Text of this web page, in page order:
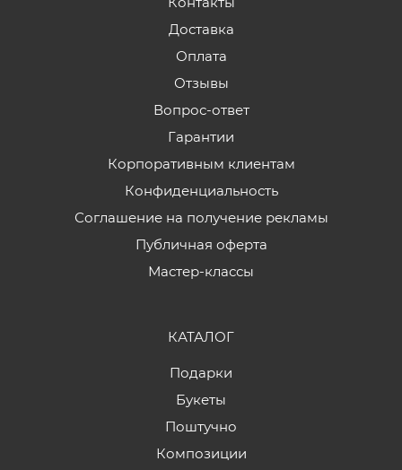
Доставка
Оплата
Отзывы
Вопрос-ответ
Гарантии
Корпоративным клиентам
Конфиденциальность
Соглашение на получение рекламы
Публичная оферта
Мастер-классы
КАТАЛОГ
Подарки
Букеты
Поштучно
Композиции